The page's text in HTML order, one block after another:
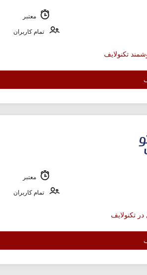
معتبر
تمام کاربران
معتبر
تمام کاربران